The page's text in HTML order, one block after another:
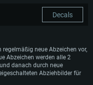
Decals
neue Abzeichen vor,
Abzeichen werden alle 2
danach durch neue
Abziehbilder für